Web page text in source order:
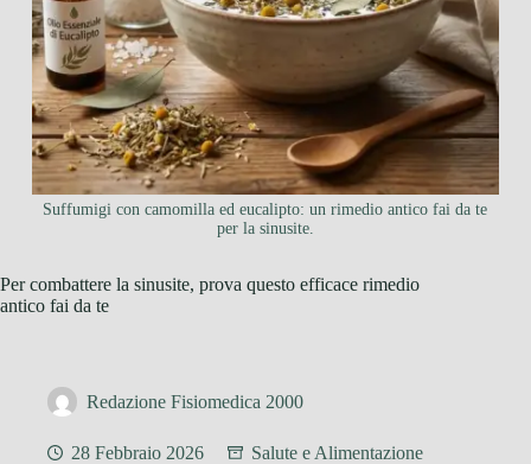
Suffumigi con camomilla ed eucalipto: un rimedio antico fai da te
per la sinusite.
Per combattere la sinusite, prova questo efficace rimedio
antico fai da te
Redazione Fisiomedica 2000
28 Febbraio 2026 Salute e Alimentazione